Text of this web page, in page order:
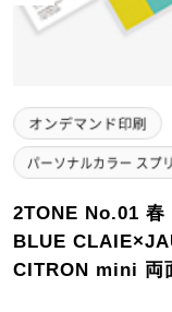
2TONE No.01 春
BLUE
CITRON mini 両